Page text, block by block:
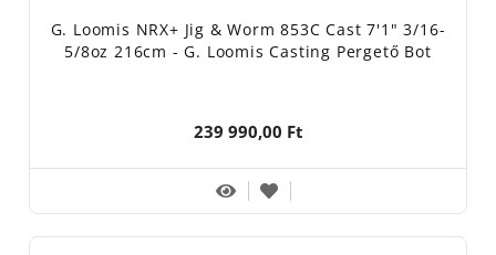
G. Loomis NRX+ Jig & Worm 853C Cast 7'1" 3/16-
5/8oz 216cm - G. Loomis Casting Pergető Bot
239 990,00 Ft